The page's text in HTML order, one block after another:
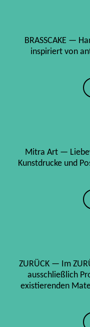
BRASSCAKE —
inspiriert von
Mitra Art —
Kunstdrucke und
ZURÜCK — Im
ausschließlich
existierenden